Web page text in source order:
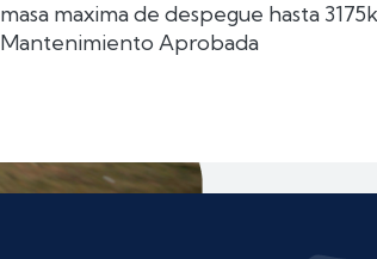
masa maxima de despegue hasta
Mantenimiento Aprobada